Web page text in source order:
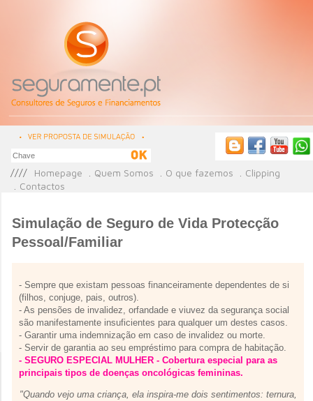
Homepage Quem Somos O que fazemos
Clipping
Contactos
Simulação de Seguro de Vida Protecção
Pessoal/Familiar
- Sempre que existam pessoas financeiramente dependentes de si
(filhos, conjuge, pais, outros).
- As pensões de invalidez, orfandade e viuvez da segurança social
são manifestamente insuficientes para qualquer um destes casos.
- Garantir uma indemnização em caso de invalidez ou morte.
- Servir de garantia ao seu empréstimo para compra de habitação.
- SEGURO ESPECIAL MULHER - Cobertura especial para as
principais tipos de doenças oncológicas femininas.
"Quando vejo uma criança, ela inspira-me dois sentimentos: ternura,